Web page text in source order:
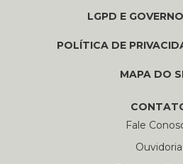
LGPD E
POLÍTICA DE
MAPA DO
Fale
Ouvidoria